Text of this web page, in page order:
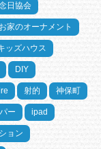
日協会
お家のオーナメント
ッズハウス
DIY
射的 神保町
ー ipad
ョン